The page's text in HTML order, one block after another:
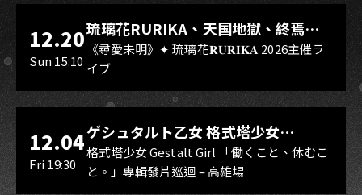
LIVE WAREHOUSE 小庫
12.20
Sun 15:10
琉璃花RURIKA、天国地獄、終焉
Rebirth、DUALIA、無我夢中、花奏
スマイル（O.A.）
《尋愛未明》✦ 琉璃花𝐑𝐔𝐑𝐈𝐊𝐀 2026主催ラ
イブ
LIVE WAREHOUSE 小庫
12.04
Fri 19:30
ゲシュタルト乙女 格式塔少女
Gestalt Girl
格式塔少女 Gestalt Girl 「働くこと、休むこ
と。」專輯發片巡迴 – 高雄場